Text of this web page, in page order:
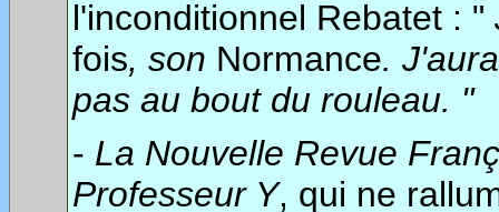
l'inconditionnel Rebatet : "
fois, son Normance.
pas au bout du rouleau. "
- La Nouvelle Revue
Professeur Y, qui ne